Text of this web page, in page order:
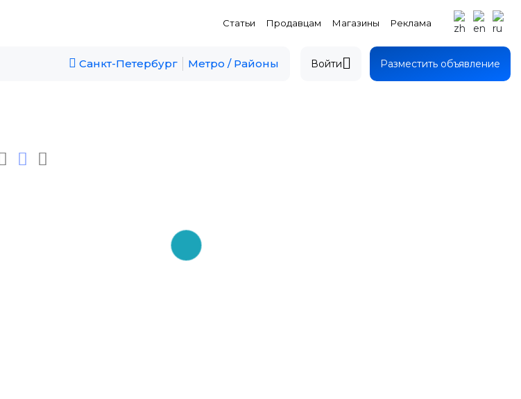
Статьи Продавцам Магазины Реклама
Санкт-Петербург Метро / Районы Войти Разместить объявление